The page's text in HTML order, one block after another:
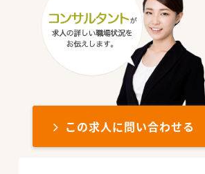
この求人に問い合わせる